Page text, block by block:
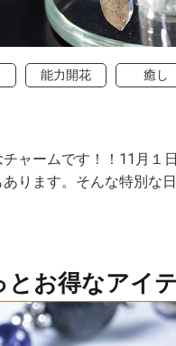
能力開花 癒し
ャームです！！11月１
ります。そんな特別な
お得なアイ